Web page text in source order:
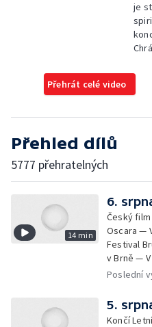
je
Přehrát celé video
Přehled dílů
5777 přehratelných
14 min
6.
Český
Oscara —
Festival
v Brně —
filmového
Poslední
5.
Končí